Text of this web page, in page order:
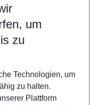
best
um
zu
Technologien, um
zu halten.
Plattform